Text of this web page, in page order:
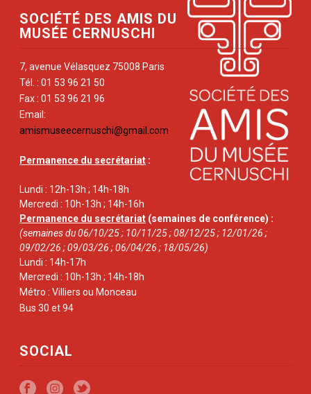
SOCIÉTÉ DES AMIS DU
MUSÉE CERNUSCHI
7, avenue Vélasquez 75008 Paris
Tél. : 01 53 96 21 50
Fax : 01 53 96 21 96
Email:
amismuseecernuschi@gmail.com
Permanence du secrétariat :
Lundi : 12h-13h ; 14h-18h
Mercredi : 10h-13h ; 14h-16h
Permanence du secrétariat (semaines de conférence) :
(semaines du 06/10/25 ; 10/11/25 ; 08/12/25 ; 12/01/26 ;
09/02/26 ; 09/03/26 ; 06/04/26 ; 18/05/26)
Lundi : 14h-17h
Mercredi : 10h-13h ; 14h-18h
Métro : Villiers ou Monceau
Bus 30 et 94
SOCIAL